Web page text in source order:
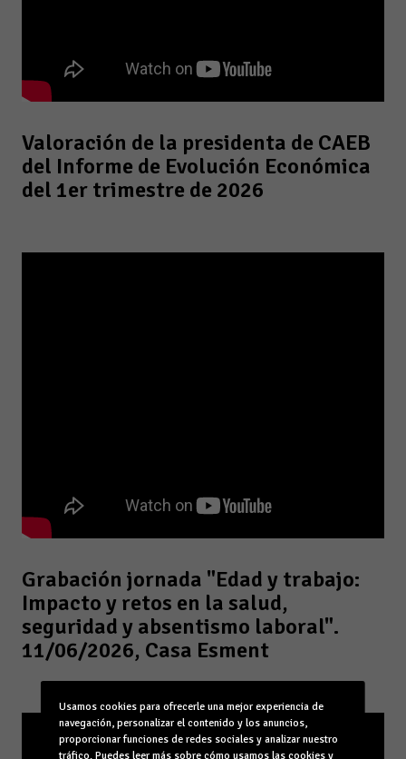
Valoración de la presidenta de CAEB
del Informe de Evolución Económica
del 1er trimestre de 2026
Grabación jornada "Edad y trabajo:
Impacto y retos en la salud,
seguridad y absentismo laboral".
11/06/2026, Casa Esment
Usamos cookies para ofrecerle una mejor experiencia de
navegación, personalizar el contenido y los anuncios,
proporcionar funciones de redes sociales y analizar nuestro
tráfico. Puedes leer más sobre cómo usamos las cookies y